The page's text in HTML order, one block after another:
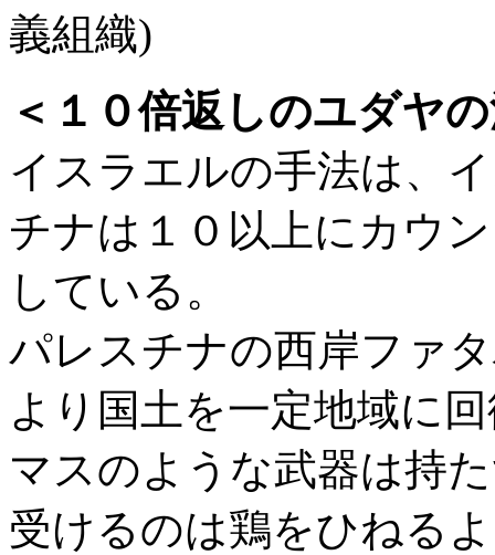
義組織)
＜１０倍返しのユダヤ
イスラエルの手法は、
チナは１０以上にカウ
している。
パレスチナの西岸ファ
より国土を一定地域に
マスのような武器は持
受けるのは鶏をひねる